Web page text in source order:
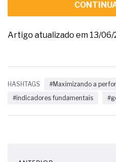
Artigo atualizado em 13/06/
HASHTAGS
#Maximizando a
#indicadores fundamentais